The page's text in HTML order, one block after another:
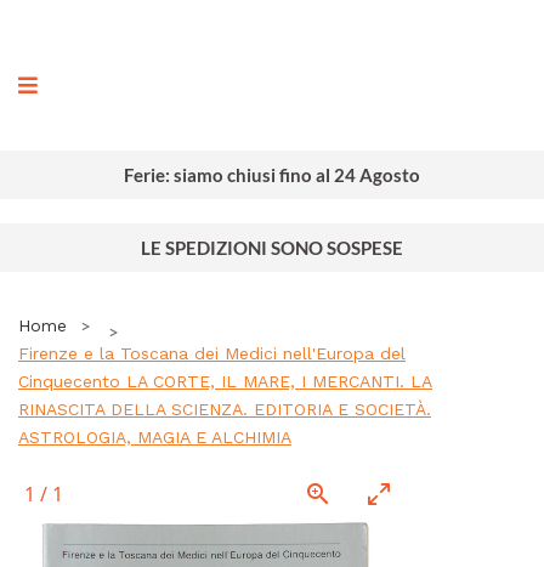
Ferie: siamo chiusi fino al 24 Agosto
LE SPEDIZIONI SONO SOSPESE
Home
Firenze e la Toscana dei Medici nell'Europa del
Cinquecento LA CORTE, IL MARE, I MERCANTI. LA
RINASCITA DELLA SCIENZA. EDITORIA E SOCIETÀ.
ASTROLOGIA, MAGIA E ALCHIMIA
1 / 1